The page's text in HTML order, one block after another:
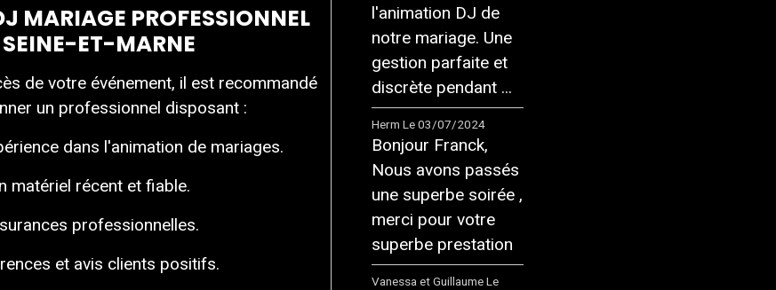
MARIAGE PROFESSIONNEL
SEINE-ET-MARNE
de votre événement, il est recommandé
un professionnel disposant :
dans l'animation de mariages.
matériel récent et fiable.
professionnelles.
et avis clients positifs.
l'animation DJ de
notre mariage. Une
gestion parfaite et
discrète pendant ...
Herm Le 03/07/2024
Bonjour Franck,
Nous avons passés
une superbe soirée ,
merci pour votre
superbe prestation
Vanessa et Guillaume Le